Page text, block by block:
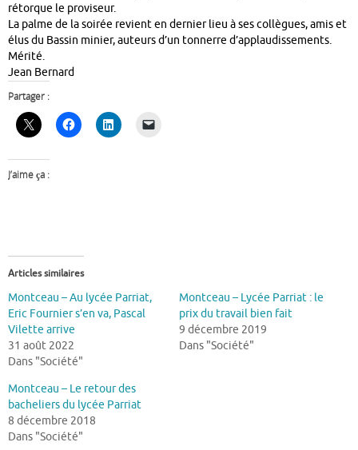
rétorque le proviseur.
La palme de la soirée revient en dernier lieu à ses collègues, amis et
élus du Bassin minier, auteurs d’un tonnerre d’applaudissements.
Mérité.
Jean Bernard
Partager :
J’aime ça :
Articles similaires
Montceau – Au lycée Parriat,
Eric Fournier s’en va, Pascal
Vilette arrive
31 août 2022
Dans "Société"
Montceau – Lycée Parriat : le
prix du travail bien fait
9 décembre 2019
Dans "Société"
Montceau – Le retour des
bacheliers du lycée Parriat
8 décembre 2018
Dans "Société"